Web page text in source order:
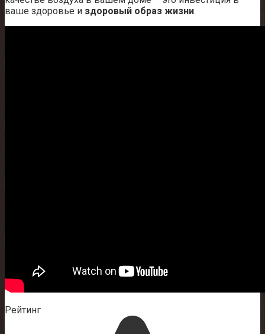
ваше здоровье и здоровый образ жизни.
Рейтинг